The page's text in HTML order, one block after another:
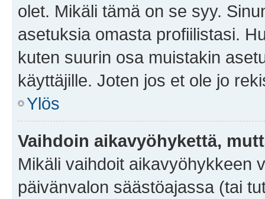
olet. Mikäli tämä on se syy.
asetuksia omasta profiilistasi.
kuten suurin osa muistakin
käyttäjille. Joten jos et ole jo
Ylös
Vaihdoin aikavyöhykettä,
Mikäli vaihdoit aikavyöhykkeen
päivänvalon säästöajassa (tai